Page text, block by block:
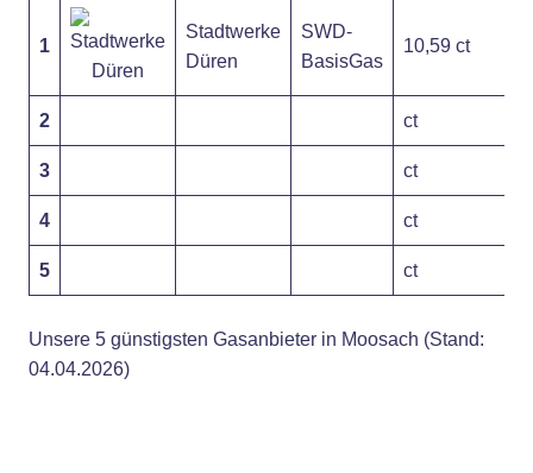
1
Stadtwerke
Düren
SWD-
BasisGas
10,59 ct
2 ct
3 ct
4 ct
5 ct
Unsere 5 günstigsten Gasanbieter in Moosach (Stand:
04.04.2026)